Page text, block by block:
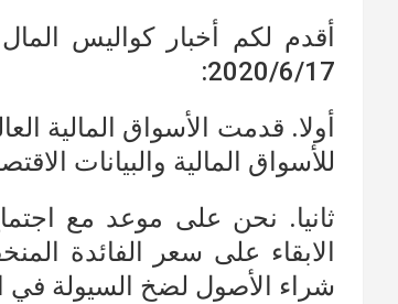
أقدم لكم أخبار كواليس المال
2020/6/17:
أولا. قدمت الأسواق المالية
للأسواق المالية والبيانات
ثانيا. نحن على موعد مع
شراء الأصول لضخ السيولة في